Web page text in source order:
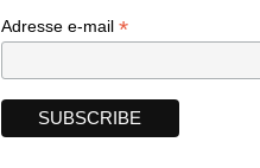
Adresse e-mail *